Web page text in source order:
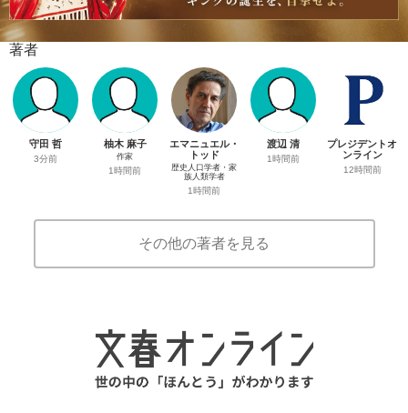
著者
守田 哲
3分前
柚木 麻子
作家
1時間前
エマニュエル・
トッド
歴史人口学者・家
族人類学者
1時間前
渡辺 清
1時間前
プレジデントオ
ンライン
12時間前
その他の著者を見る